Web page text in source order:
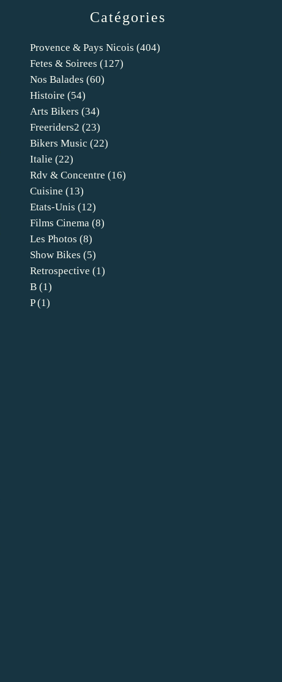
Catégories
Provence & Pays Nicois (404)
Fetes & Soirees (127)
Nos Balades (60)
Histoire (54)
Arts Bikers (34)
Freeriders2 (23)
Bikers Music (22)
Italie (22)
Rdv & Concentre (16)
Cuisine (13)
Etats-Unis (12)
Films Cinema (8)
Les Photos (8)
Show Bikes (5)
Retrospective (1)
B (1)
P(1)